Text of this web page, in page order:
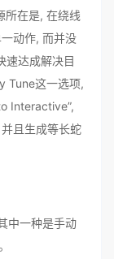
所在是, 在绕线
动作, 而并没
速达成解决目
Tune这一选项,
Interactive”,
且生成等长蛇
中一种是手动